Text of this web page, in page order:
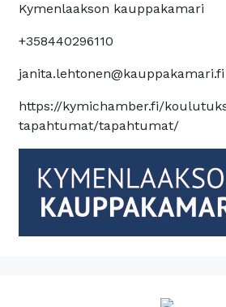
Kymenlaakson kauppakamari
+358440296110
janita.lehtonen@kauppakamari.fi
https://kymichamber.fi/
tapahtumat/tapahtumat/